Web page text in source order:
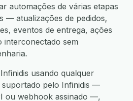
automações de várias etapas
— atualizações de pedidos,
eventos de entrega, ações
sem
usando qualquer
suportado pelo Infinidis —
ou webhook assinado —,